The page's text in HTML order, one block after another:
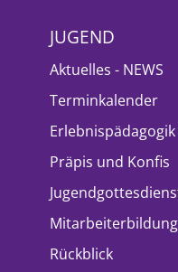
JUGEND
Aktuelles - NEWS
Terminkalender
Präpis und Konfis
Mitarbeiterbildung
Rückblick